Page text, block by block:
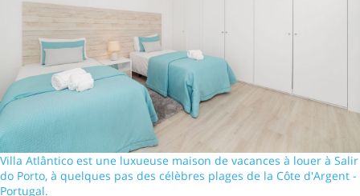
Villa Atlântico est une luxueuse maison de vacances à louer à Salir
do Porto, à quelques pas des célèbres plages de la Côte d'Argent -
Portugal.